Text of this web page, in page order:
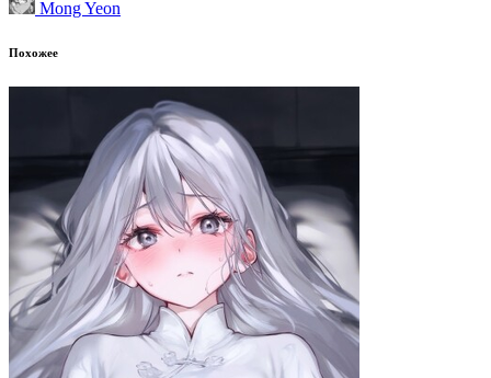
Mong Yeon
Похожее